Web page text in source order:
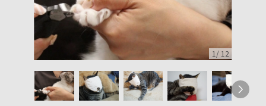
1 / 12